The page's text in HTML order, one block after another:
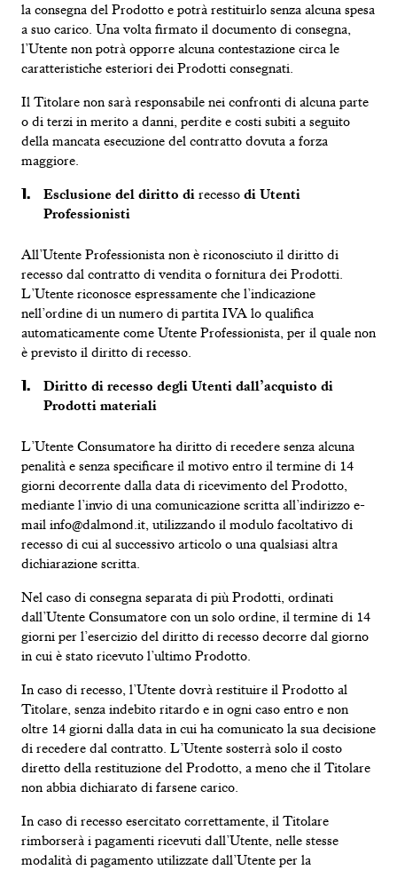
PORTA OROLOGI
la consegna del Prodotto e potrà restituirlo senza alcuna spesa
a suo carico. Una volta firmato il documento di consegna,
l’Utente non potrà opporre alcuna contestazione circa le
caratteristiche esteriori dei Prodotti consegnati.
Il Titolare non sarà responsabile nei confronti di alcuna parte
o di terzi in merito a danni, perdite e costi subiti a seguito
della mancata esecuzione del contratto dovuta a forza
maggiore.
Esclusione del diritto di recesso di Utenti
Professionisti
All’Utente Professionista non è riconosciuto il diritto di
recesso dal contratto di vendita o fornitura dei Prodotti.
L’Utente riconosce espressamente che l’indicazione
nell’ordine di un numero di partita IVA lo qualifica
automaticamente come Utente Professionista, per il quale non
è previsto il diritto di recesso.
Diritto di recesso degli Utenti dall’acquisto di
Prodotti materiali
L’Utente Consumatore ha diritto di recedere senza alcuna
penalità e senza specificare il motivo entro il termine di 14
giorni decorrente dalla data di ricevimento del Prodotto,
mediante l’invio di una comunicazione scritta all’indirizzo e-
mail info@dalmond.it, utilizzando il modulo facoltativo di
recesso di cui al successivo articolo o una qualsiasi altra
dichiarazione scritta.
Nel caso di consegna separata di più Prodotti, ordinati
dall’Utente Consumatore con un solo ordine, il termine di 14
giorni per l’esercizio del diritto di recesso decorre dal giorno
in cui è stato ricevuto l’ultimo Prodotto.
In caso di recesso, l’Utente dovrà restituire il Prodotto al
Titolare, senza indebito ritardo e in ogni caso entro e non
oltre 14 giorni dalla data in cui ha comunicato la sua decisione
di recedere dal contratto. L’Utente sosterrà solo il costo
diretto della restituzione del Prodotto, a meno che il Titolare
non abbia dichiarato di farsene carico.
In caso di recesso esercitato correttamente, il Titolare
rimborserà i pagamenti ricevuti dall’Utente, nelle stesse
modalità di pagamento utilizzate dall’Utente per la